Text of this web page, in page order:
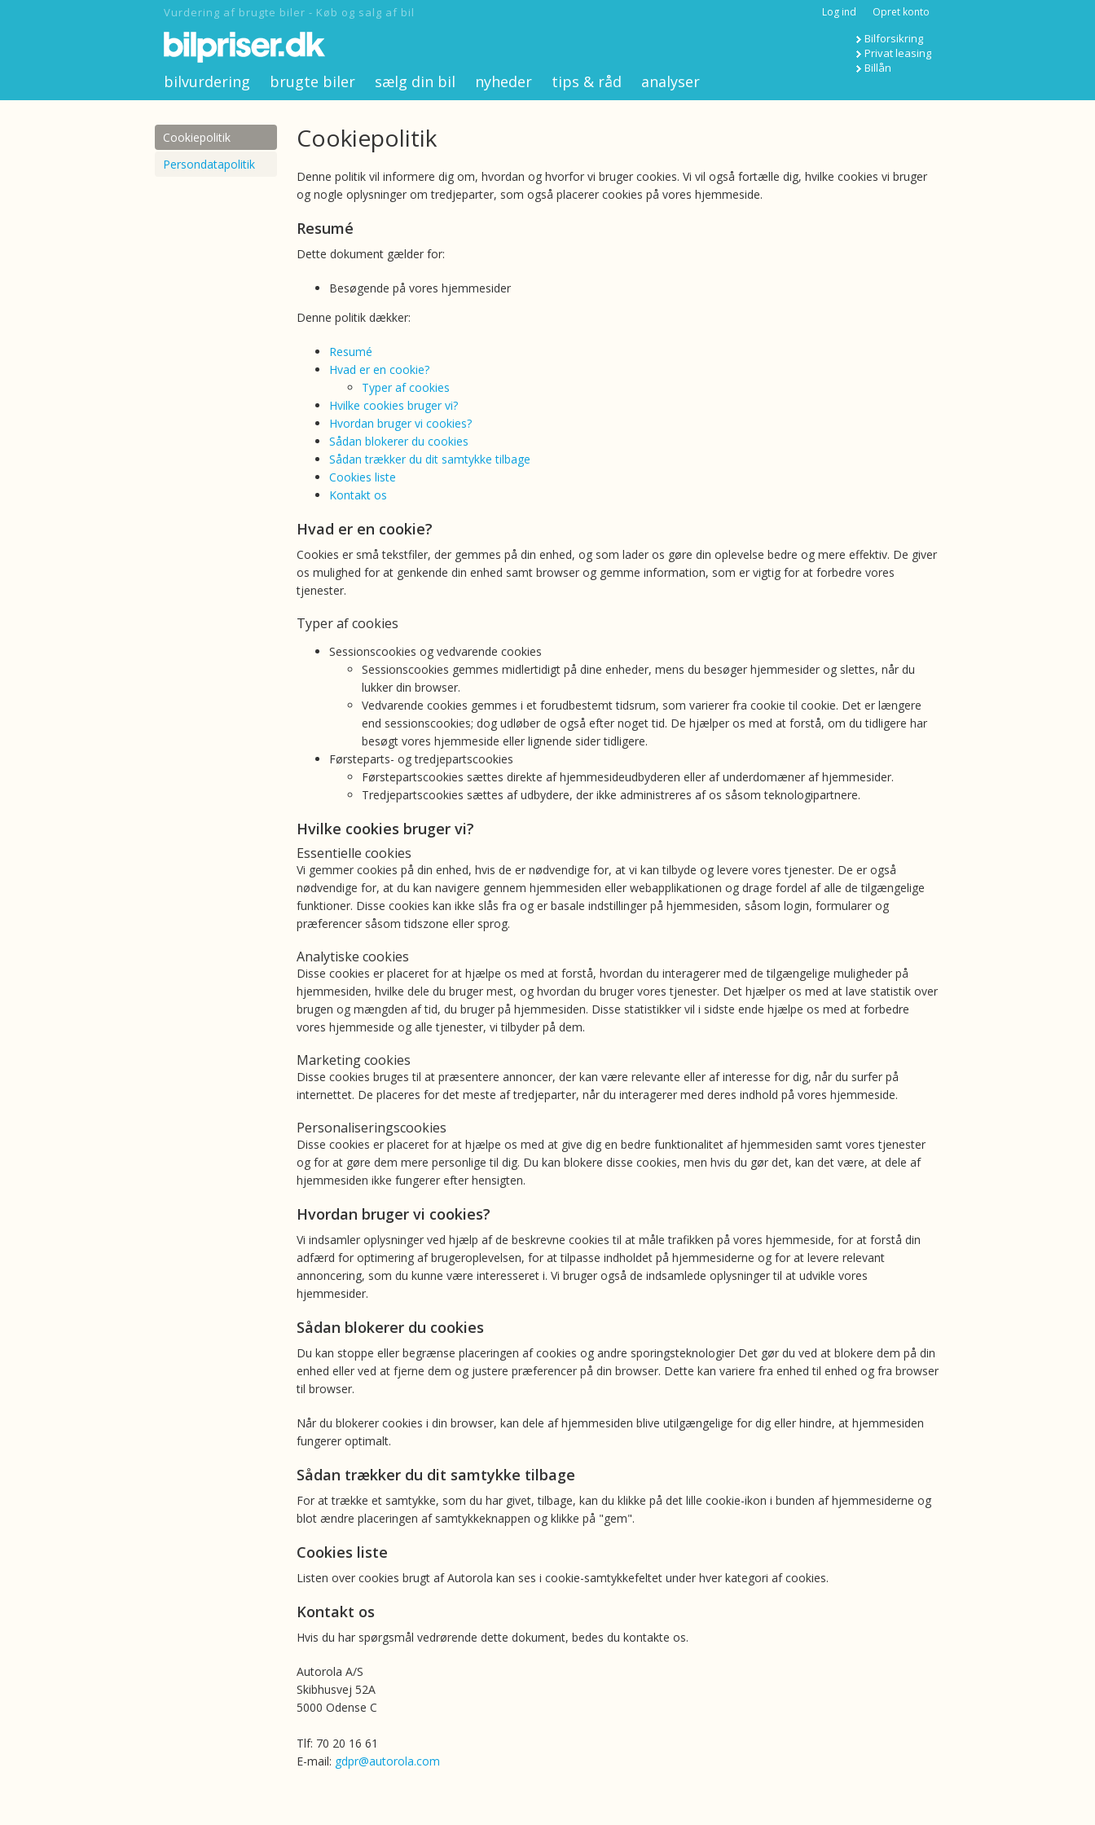
Vurdering af brugte biler - Køb og salg af bil Log ind Opret konto
Bilforsikring
Privat leasing
Billån
bilvurdering brugte biler sælg din bil nyheder tips & råd analyser
Cookiepolitik
Denne politik vil informere dig om, hvordan og hvorfor vi bruger cookies. Vi vil også fortælle dig, hvilke cookies vi bruger
og nogle oplysninger om tredjeparter, som også placerer cookies på vores hjemmeside.
Resumé
Dette dokument gælder for:
Besøgende på vores hjemmesider
Denne politik dækker:
Resumé
Hvad er en cookie?
Typer af cookies
Hvilke cookies bruger vi?
Hvordan bruger vi cookies?
Sådan blokerer du cookies
Sådan trækker du dit samtykke tilbage
Cookies liste
Kontakt os
Hvad er en cookie?
Cookies er små tekstfiler, der gemmes på din enhed, og som lader os gøre din oplevelse bedre og mere effektiv. De giver
os mulighed for at genkende din enhed samt browser og gemme information, som er vigtig for at forbedre vores
tjenester.
Typer af cookies
Sessionscookies og vedvarende cookies
Sessionscookies gemmes midlertidigt på dine enheder, mens du besøger hjemmesider og slettes, når du
lukker din browser.
Vedvarende cookies gemmes i et forudbestemt tidsrum, som varierer fra cookie til cookie. Det er længere
end sessionscookies; dog udløber de også efter noget tid. De hjælper os med at forstå, om du tidligere har
besøgt vores hjemmeside eller lignende sider tidligere.
Førsteparts- og tredjepartscookies
Førstepartscookies sættes direkte af hjemmesideudbyderen eller af underdomæner af hjemmesider.
Tredjepartscookies sættes af udbydere, der ikke administreres af os såsom teknologipartnere.
Hvilke cookies bruger vi?
Essentielle cookies
Vi gemmer cookies på din enhed, hvis de er nødvendige for, at vi kan tilbyde og levere vores tjenester. De er også
nødvendige for, at du kan navigere gennem hjemmesiden eller webapplikationen og drage fordel af alle de tilgængelige
funktioner. Disse cookies kan ikke slås fra og er basale indstillinger på hjemmesiden, såsom login, formularer og
præferencer såsom tidszone eller sprog.
Analytiske cookies
Disse cookies er placeret for at hjælpe os med at forstå, hvordan du interagerer med de tilgængelige muligheder på
hjemmesiden, hvilke dele du bruger mest, og hvordan du bruger vores tjenester. Det hjælper os med at lave statistik over
brugen og mængden af tid, du bruger på hjemmesiden. Disse statistikker vil i sidste ende hjælpe os med at forbedre
vores hjemmeside og alle tjenester, vi tilbyder på dem.
Marketing cookies
Disse cookies bruges til at præsentere annoncer, der kan være relevante eller af interesse for dig, når du surfer på
internettet. De placeres for det meste af tredjeparter, når du interagerer med deres indhold på vores hjemmeside.
Personaliseringscookies
Disse cookies er placeret for at hjælpe os med at give dig en bedre funktionalitet af hjemmesiden samt vores tjenester
og for at gøre dem mere personlige til dig. Du kan blokere disse cookies, men hvis du gør det, kan det være, at dele af
hjemmesiden ikke fungerer efter hensigten.
Hvordan bruger vi cookies?
Vi indsamler oplysninger ved hjælp af de beskrevne cookies til at måle trafikken på vores hjemmeside, for at forstå din
adfærd for optimering af brugeroplevelsen, for at tilpasse indholdet på hjemmesiderne og for at levere relevant
annoncering, som du kunne være interesseret i. Vi bruger også de indsamlede oplysninger til at udvikle vores
hjemmesider.
Sådan blokerer du cookies
Du kan stoppe eller begrænse placeringen af cookies og andre sporingsteknologier Det gør du ved at blokere dem på din
enhed eller ved at fjerne dem og justere præferencer på din browser. Dette kan variere fra enhed til enhed og fra browser
til browser.
Når du blokerer cookies i din browser, kan dele af hjemmesiden blive utilgængelige for dig eller hindre, at hjemmesiden
fungerer optimalt.
Sådan trækker du dit samtykke tilbage
For at trække et samtykke, som du har givet, tilbage, kan du klikke på det lille cookie-ikon i bunden af hjemmesiderne og
blot ændre placeringen af samtykkeknappen og klikke på "gem".
Cookies liste
Listen over cookies brugt af Autorola kan ses i cookie-samtykkefeltet under hver kategori af cookies.
Kontakt os
Hvis du har spørgsmål vedrørende dette dokument, bedes du kontakte os.
Autorola A/S
Skibhusvej 52A
5000 Odense C
Tlf: 70 20 16 61
E-mail: gdpr@autorola.com
Cookiepolitik
Persondatapolitik